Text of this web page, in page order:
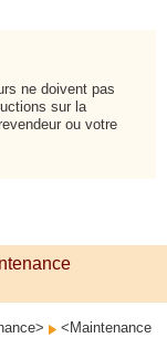
ne doivent pas
sur la
ou votre
<Maintenance